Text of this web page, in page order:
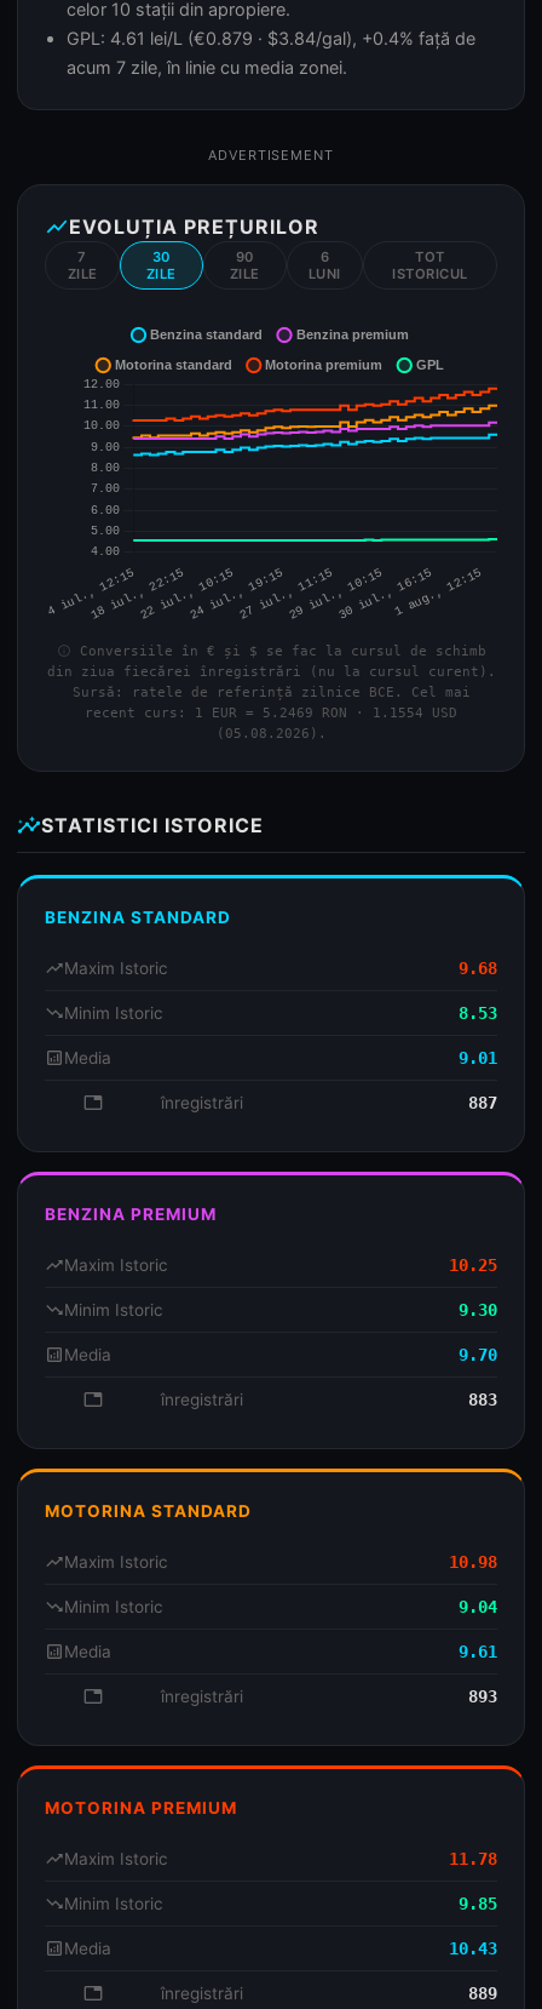
celor 10 stații din apropiere.
GPL: 4.61 lei/L (€0.879 · $3.84/gal), +0.4% față de
acum 7 zile, în linie cu media zonei.
ADVERTISEMENT
show_chartEVOLUȚIA PREȚURILOR
7
ZILE
30
ZILE
90
ZILE
6
LUNI
TOT
ISTORICUL
info Conversiile în € și $ se fac la cursul de schimb
din ziua fiecărei înregistrări (nu la cursul curent).
Sursă: ratele de referință zilnice BCE. Cel mai
recent curs: 1 EUR = 5.2469 RON · 1.1554 USD
(05.08.2026).
insightsSTATISTICI ISTORICE
BENZINA STANDARD
trending_upMaxim Istoric 9.68
trending_downMinim Istoric 8.53
analyticsMedia 9.01
database înregistrări 887
BENZINA PREMIUM
trending_upMaxim Istoric 10.25
trending_downMinim Istoric 9.30
analyticsMedia 9.70
database înregistrări 883
MOTORINA STANDARD
trending_upMaxim Istoric 10.98
trending_downMinim Istoric 9.04
analyticsMedia 9.61
database înregistrări 893
MOTORINA PREMIUM
trending_upMaxim Istoric 11.78
trending_downMinim Istoric 9.85
analyticsMedia 10.43
database înregistrări 889